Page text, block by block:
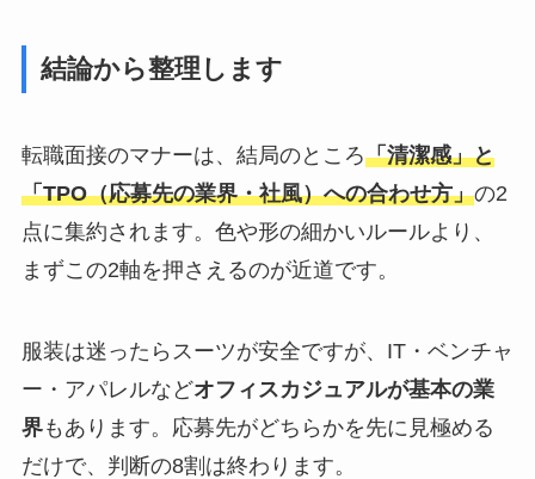
結論から整理します
転職面接のマナーは、結局のところ「清潔感」と
「TPO（応募先の業界・社風）への合わせ方」の2
点に集約されます。色や形の細かいルールより、
まずこの2軸を押さえるのが近道です。
服装は迷ったらスーツが安全ですが、IT・ベンチャ
ー・アパレルなどオフィスカジュアルが基本の業
界もあります。応募先がどちらかを先に見極める
だけで、判断の8割は終わります。